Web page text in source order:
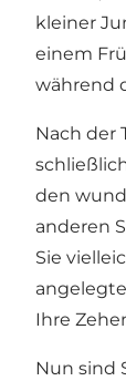
kleiner
einem
während
Nach der
den
anderen
Sie
Ihre
Nun sind